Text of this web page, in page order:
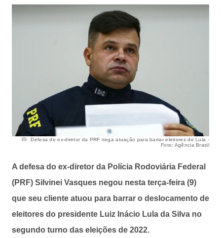
Defesa de ex-diretor da PRF nega atuação para barrar eleitores de Lula -
Foto: Agência Brasil
A defesa do ex-diretor da Polícia Rodoviária Federal
(PRF) Silvinei Vasques negou nesta terça-feira (9)
que seu cliente atuou para barrar o deslocamento de
eleitores do presidente Luiz Inácio Lula da Silva no
segundo turno das eleições de 2022.